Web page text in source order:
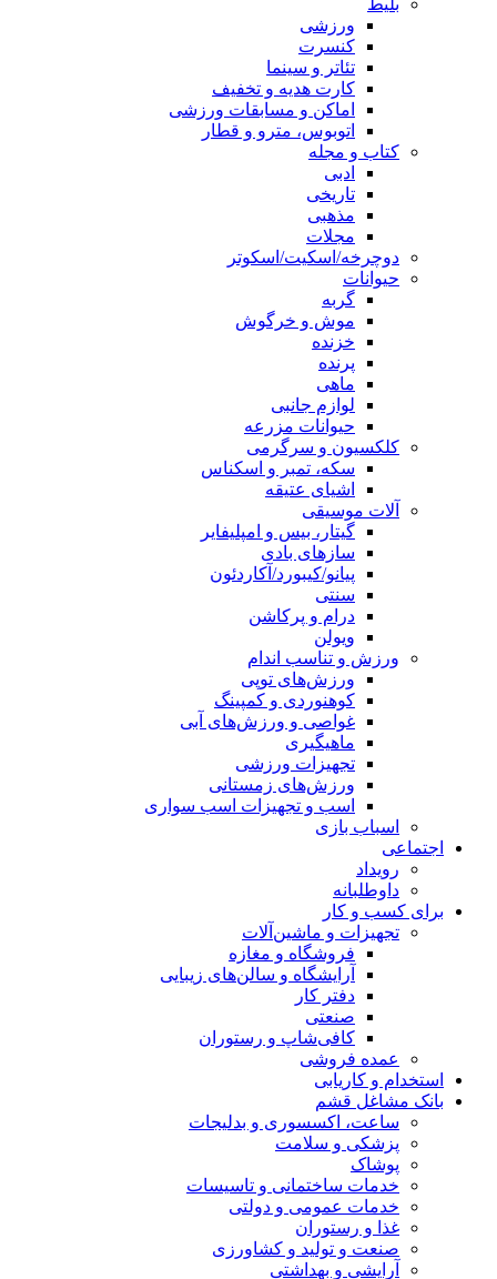
بلیط
ورزشی
کنسرت
تئاتر و سینما
کارت هدیه و تخفیف
اماکن و مسابقات ورزشی
اتوبوس، مترو و قطار
کتاب و مجله
ادبی
تاریخی
مذهبی
مجلات
دوچرخه/اسکیت/اسکوتر
حیوانات
گربه
موش و خرگوش
خزنده
پرنده
ماهی
لوازم جانبی
حیوانات مزرعه
کلکسیون و سرگرمی
سکه، تمبر و اسکناس
اشیای عتیقه
آلات موسیقی
گیتار، بیس و امپلیفایر
سازهای بادی
پیانو/کیبورد/آکاردئون
سنتی
درام و پرکاشن
ویولن
ورزش و تناسب اندام
ورزش‌های توپی
کوهنوردی و کمپینگ
غواصی و ورزش‌های آبی
ماهیگیری
تجهیزات ورزشی
ورزش‌های زمستانی
اسب و تجهیزات اسب سواری
اسباب‌ بازی
اجتماعی
رویداد
داوطلبانه
برای کسب و کار
تجهیزات و ماشین‌آلات
فروشگاه و مغازه
آرایشگاه و سالن‌های زیبایی
دفتر کار
صنعتی
کافی‌شاپ و رستوران
عمده فروشی
استخدام و کاریابی
بانک مشاغل قشم
ساعت، اکسسوری و بدلیجات
پزشکی و سلامت
پوشاک
خدمات ساختمانی و تاسیسات
خدمات عمومی و دولتی
غذا و رستوران
صنعت و تولید و کشاورزی
آرایشی و بهداشتی